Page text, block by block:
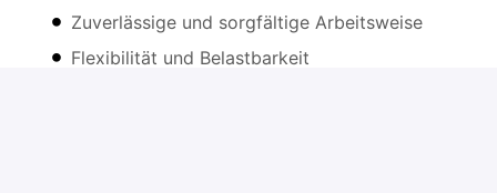
Zuverlässige und sorgfältige Arbeitsweise
Flexibilität und Belastbarkeit